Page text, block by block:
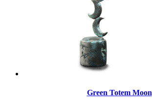
Green Totem Moon